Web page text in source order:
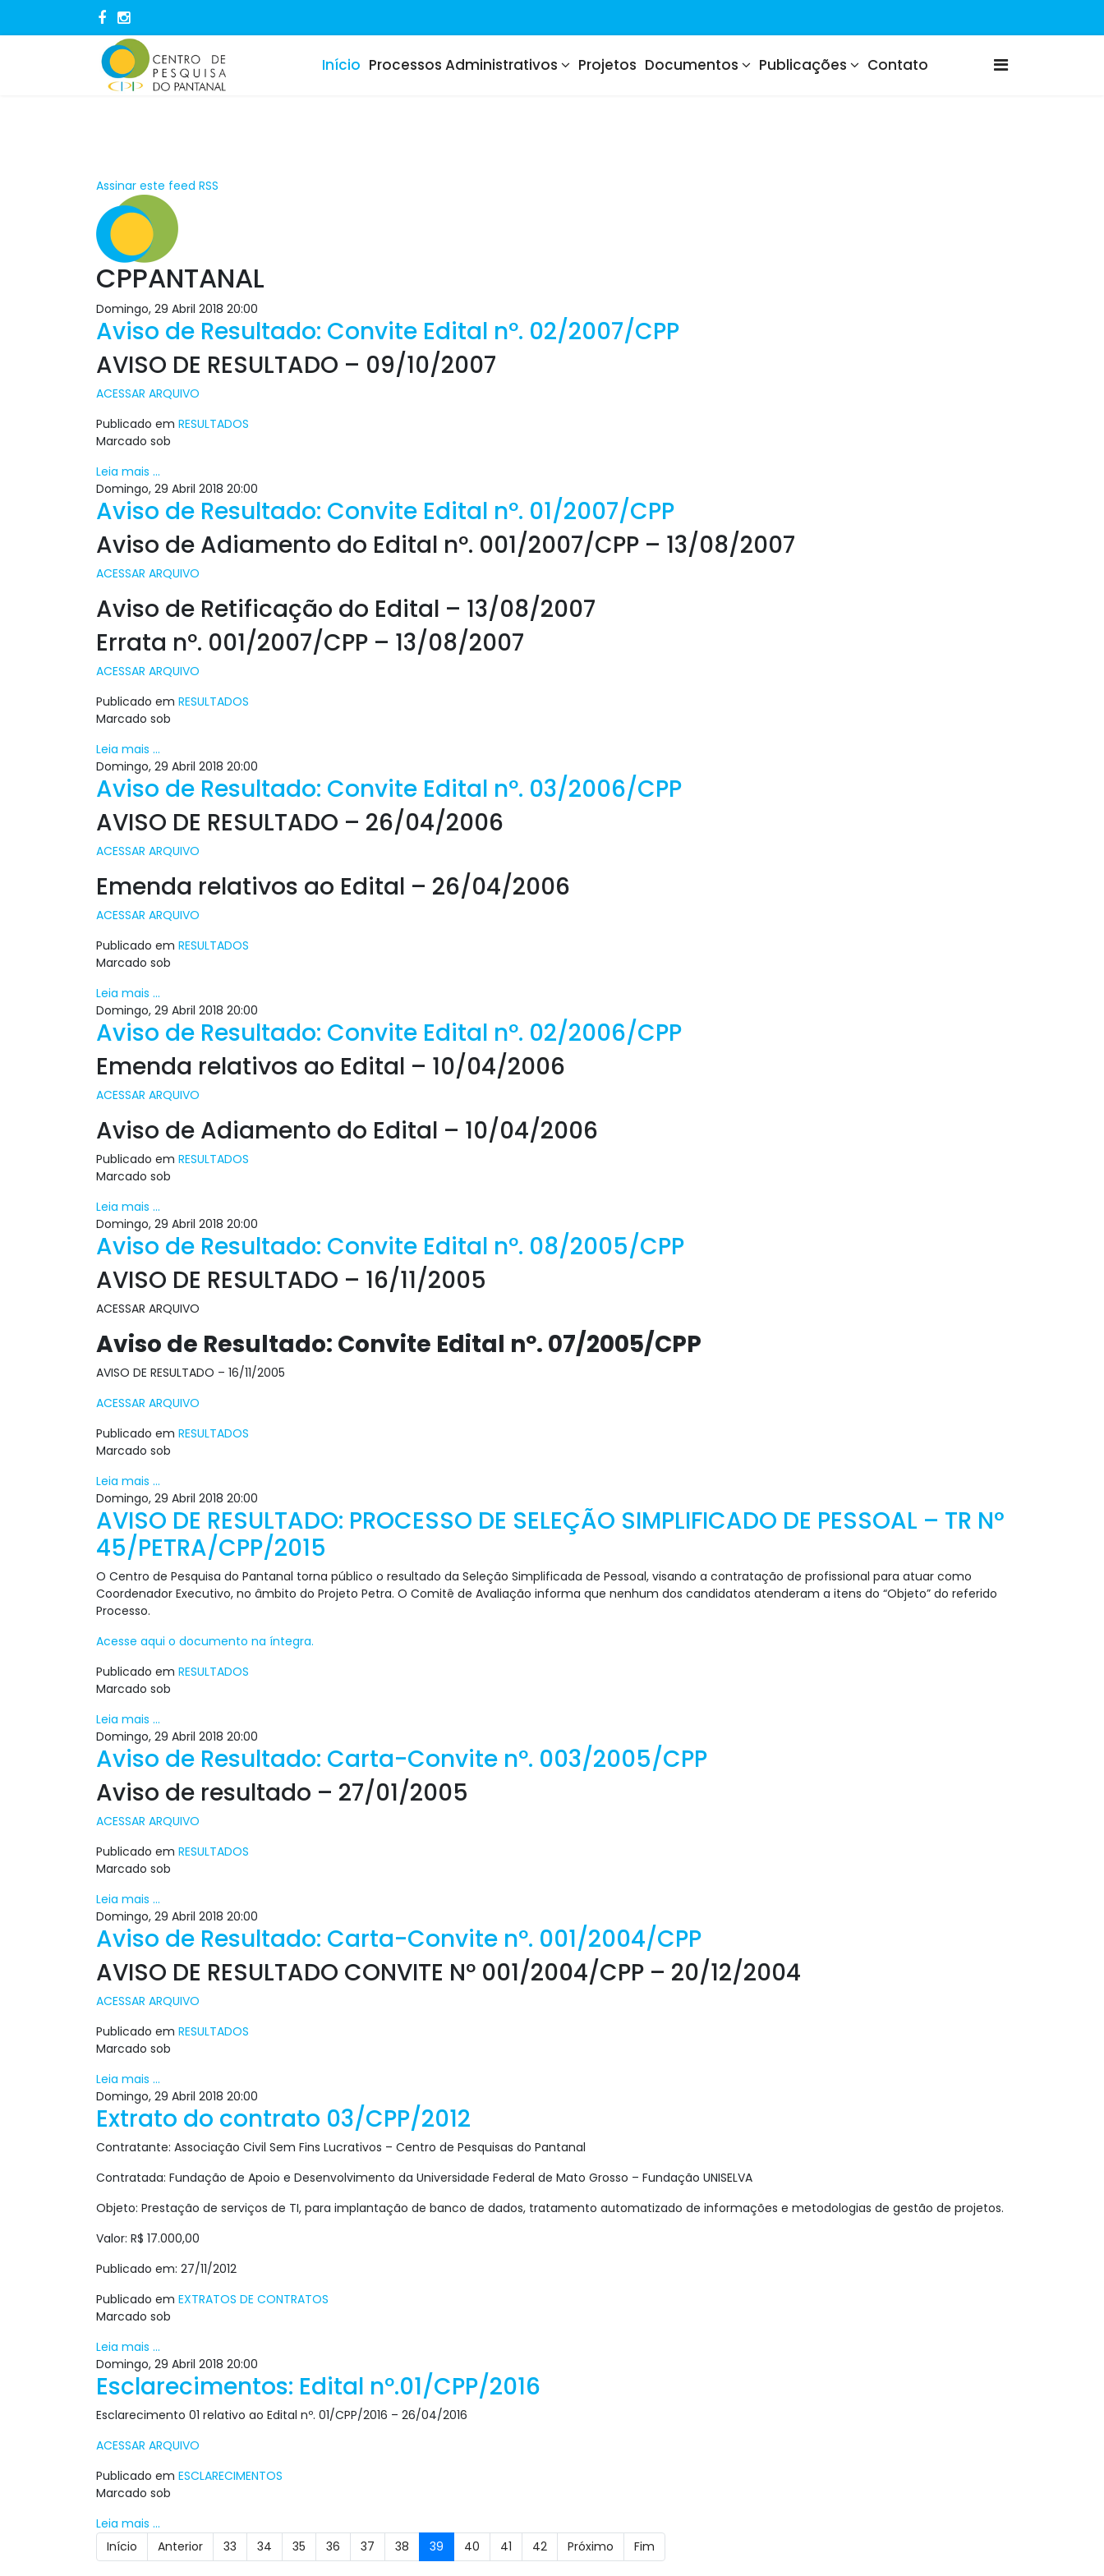
Início Processos Administrativos Projetos Documentos Publicações Contato
Assinar este feed RSS
CPPANTANAL
Domingo, 29 Abril 2018 20:00
Aviso de Resultado: Convite Edital nº. 02/2007/CPP
AVISO DE RESULTADO – 09/10/2007
ACESSAR ARQUIVO
Publicado em RESULTADOS
Marcado sob
Leia mais ...
Domingo, 29 Abril 2018 20:00
Aviso de Resultado: Convite Edital nº. 01/2007/CPP
Aviso de Adiamento do Edital nº. 001/2007/CPP – 13/08/2007
ACESSAR ARQUIVO
Aviso de Retificação do Edital – 13/08/2007
Errata nº. 001/2007/CPP – 13/08/2007
ACESSAR ARQUIVO
Publicado em RESULTADOS
Marcado sob
Leia mais ...
Domingo, 29 Abril 2018 20:00
Aviso de Resultado: Convite Edital nº. 03/2006/CPP
AVISO DE RESULTADO – 26/04/2006
ACESSAR ARQUIVO
Emenda relativos ao Edital – 26/04/2006
ACESSAR ARQUIVO
Publicado em RESULTADOS
Marcado sob
Leia mais ...
Domingo, 29 Abril 2018 20:00
Aviso de Resultado: Convite Edital nº. 02/2006/CPP
Emenda relativos ao Edital – 10/04/2006
ACESSAR ARQUIVO
Aviso de Adiamento do Edital – 10/04/2006
Publicado em RESULTADOS
Marcado sob
Leia mais ...
Domingo, 29 Abril 2018 20:00
Aviso de Resultado: Convite Edital nº. 08/2005/CPP
AVISO DE RESULTADO – 16/11/2005
ACESSAR ARQUIVO
Aviso de Resultado: Convite Edital nº. 07/2005/CPP
AVISO DE RESULTADO – 16/11/2005
ACESSAR ARQUIVO
Publicado em RESULTADOS
Marcado sob
Leia mais ...
Domingo, 29 Abril 2018 20:00
AVISO DE RESULTADO: PROCESSO DE SELEÇÃO SIMPLIFICADO DE PESSOAL – TR N°
45/PETRA/CPP/2015
O Centro de Pesquisa do Pantanal torna público o resultado da Seleção Simplificada de Pessoal, visando a contratação de profissional para atuar como
Coordenador Executivo, no âmbito do Projeto Petra. O Comitê de Avaliação informa que nenhum dos candidatos atenderam a itens do “Objeto” do referido
Processo.
Acesse aqui o documento na íntegra.
Publicado em RESULTADOS
Marcado sob
Leia mais ...
Domingo, 29 Abril 2018 20:00
Aviso de Resultado: Carta-Convite nº. 003/2005/CPP
Aviso de resultado – 27/01/2005
ACESSAR ARQUIVO
Publicado em RESULTADOS
Marcado sob
Leia mais ...
Domingo, 29 Abril 2018 20:00
Aviso de Resultado: Carta-Convite nº. 001/2004/CPP
AVISO DE RESULTADO CONVITE Nº 001/2004/CPP – 20/12/2004
ACESSAR ARQUIVO
Publicado em RESULTADOS
Marcado sob
Leia mais ...
Domingo, 29 Abril 2018 20:00
Extrato do contrato 03/CPP/2012
Contratante: Associação Civil Sem Fins Lucrativos – Centro de Pesquisas do Pantanal
Contratada: Fundação de Apoio e Desenvolvimento da Universidade Federal de Mato Grosso – Fundação UNISELVA
Objeto: Prestação de serviços de TI, para implantação de banco de dados, tratamento automatizado de informações e metodologias de gestão de projetos.
Valor: R$ 17.000,00
Publicado em: 27/11/2012
Publicado em EXTRATOS DE CONTRATOS
Marcado sob
Leia mais ...
Domingo, 29 Abril 2018 20:00
Esclarecimentos: Edital nº.01/CPP/2016
Esclarecimento 01 relativo ao Edital nº. 01/CPP/2016 – 26/04/2016
ACESSAR ARQUIVO
Publicado em ESCLARECIMENTOS
Marcado sob
Leia mais ...
Início
Anterior 33 34 35 36 37 38 39 40 41 42 Próximo Fim